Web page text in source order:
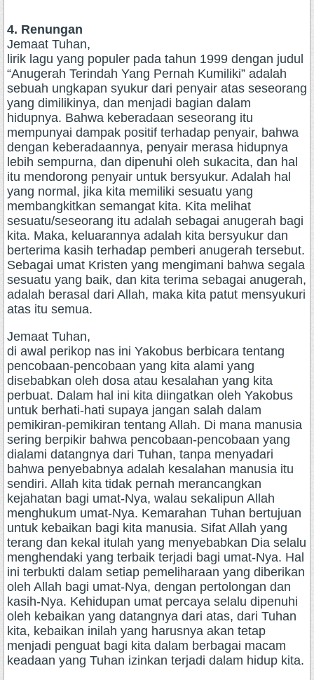
4. Renungan
Jemaat Tuhan,
lirik lagu yang populer pada tahun 1999 dengan judul
“Anugerah Terindah Yang Pernah Kumiliki” adalah
sebuah ungkapan syukur dari penyair atas seseorang
yang dimilikinya, dan menjadi bagian dalam
hidupnya. Bahwa keberadaan seseorang itu
mempunyai dampak positif terhadap penyair, bahwa
dengan keberadaannya, penyair merasa hidupnya
lebih sempurna, dan dipenuhi oleh sukacita, dan hal
itu mendorong penyair untuk bersyukur. Adalah hal
yang normal, jika kita memiliki sesuatu yang
membangkitkan semangat kita. Kita melihat
sesuatu/seseorang itu adalah sebagai anugerah bagi
kita. Maka, keluarannya adalah kita bersyukur dan
berterima kasih terhadap pemberi anugerah tersebut.
Sebagai umat Kristen yang mengimani bahwa segala
sesuatu yang baik, dan kita terima sebagai anugerah,
adalah berasal dari Allah, maka kita patut mensyukuri
atas itu semua.
Jemaat Tuhan,
di awal perikop nas ini Yakobus berbicara tentang
pencobaan-pencobaan yang kita alami yang
disebabkan oleh dosa atau kesalahan yang kita
perbuat. Dalam hal ini kita diingatkan oleh Yakobus
untuk berhati-hati supaya jangan salah dalam
pemikiran-pemikiran tentang Allah. Di mana manusia
sering berpikir bahwa pencobaan-pencobaan yang
dialami datangnya dari Tuhan, tanpa menyadari
bahwa penyebabnya adalah kesalahan manusia itu
sendiri. Allah kita tidak pernah merancangkan
kejahatan bagi umat-Nya, walau sekalipun Allah
menghukum umat-Nya. Kemarahan Tuhan bertujuan
untuk kebaikan bagi kita manusia. Sifat Allah yang
terang dan kekal itulah yang menyebabkan Dia selalu
menghendaki yang terbaik terjadi bagi umat-Nya. Hal
ini terbukti dalam setiap pemeliharaan yang diberikan
oleh Allah bagi umat-Nya, dengan pertolongan dan
kasih-Nya. Kehidupan umat percaya selalu dipenuhi
oleh kebaikan yang datangnya dari atas, dari Tuhan
kita, kebaikan inilah yang harusnya akan tetap
menjadi penguat bagi kita dalam berbagai macam
keadaan yang Tuhan izinkan terjadi dalam hidup kita.